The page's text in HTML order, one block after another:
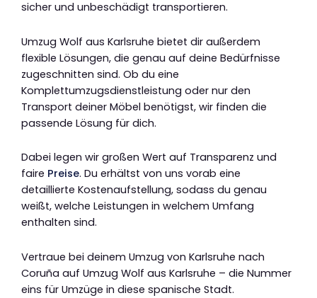
sicher und unbeschädigt transportieren.
Umzug Wolf aus Karlsruhe bietet dir außerdem
flexible Lösungen, die genau auf deine Bedürfnisse
zugeschnitten sind. Ob du eine
Komplettumzugsdienstleistung oder nur den
Transport deiner Möbel benötigst, wir finden die
passende Lösung für dich.
Dabei legen wir großen Wert auf Transparenz und
faire Preise. Du erhältst von uns vorab eine
detaillierte Kostenaufstellung, sodass du genau
weißt, welche Leistungen in welchem Umfang
enthalten sind.
Vertraue bei deinem Umzug von Karlsruhe nach
Coruña auf Umzug Wolf aus Karlsruhe – die Nummer
eins für Umzüge in diese spanische Stadt.